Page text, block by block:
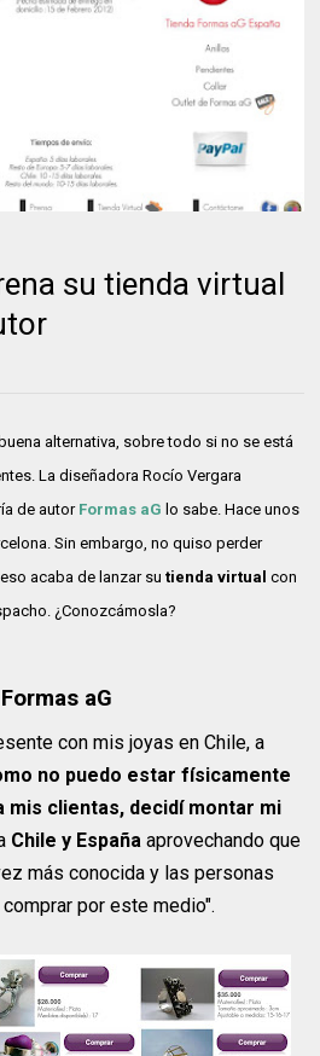
su tienda virtual
alternativa, sobre todo si no se está
La diseñadora Rocío Vergara
de autor Formas aG lo sabe. Hace unos
Sin embargo, no quiso perder
acaba de lanzar sutienda virtual con
¿Conozcámosla?
aG
con mis joyas en Chile, a
no puedo estar físicamente
mis clientas, decidí montar mi
Chile y España aprovechando que
más conocida y las personas
por este medio".